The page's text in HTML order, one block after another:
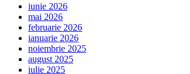
iunie 2026
mai 2026
februarie 2026
ianuarie 2026
noiembrie 2025
august 2025
iulie 2025